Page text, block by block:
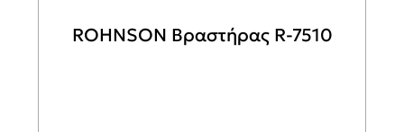
ROHNSON Βραστήρας R-7510